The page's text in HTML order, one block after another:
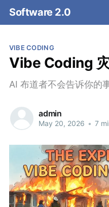
Software 2.0
VIBE CODING
Vibe Coding
AI 布道者不会告诉你的事
admin
May 20, 2026 • 7